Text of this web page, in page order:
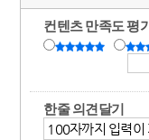
컨텐츠 만족도 평
한줄 의견달기